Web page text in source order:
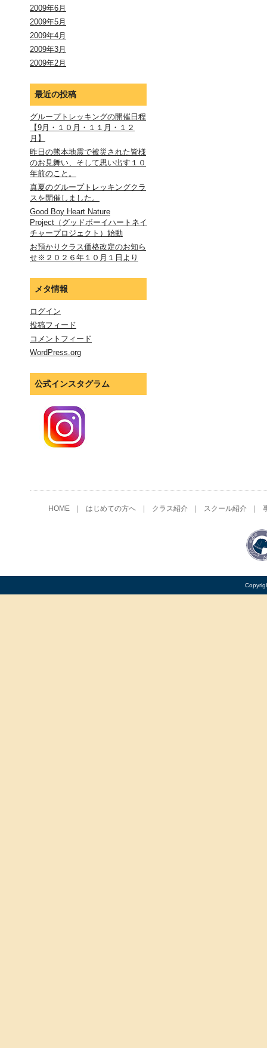
2009年6月
2009年5月
2009年4月
2009年3月
2009年2月
最近の投稿
グループトレッキングの開催日程
【9月・１０月・１１月・１２
月】
昨日の熊本地震で被災された皆様
のお見舞い、そして思い出す１０
年前のこと。
真夏のグループトレッキングクラ
スを開催しました。
Good Boy Heart Nature
Project（グッドボーイハートネイ
チャープロジェクト）始動
お預かりクラス価格改定のお知ら
せ※２０２６年１０月１日より
メタ情報
ログイン
投稿フィード
コメントフィード
WordPress.org
公式インスタグラム
HOME| はじめての方へ| クラス紹介| スクール紹介|